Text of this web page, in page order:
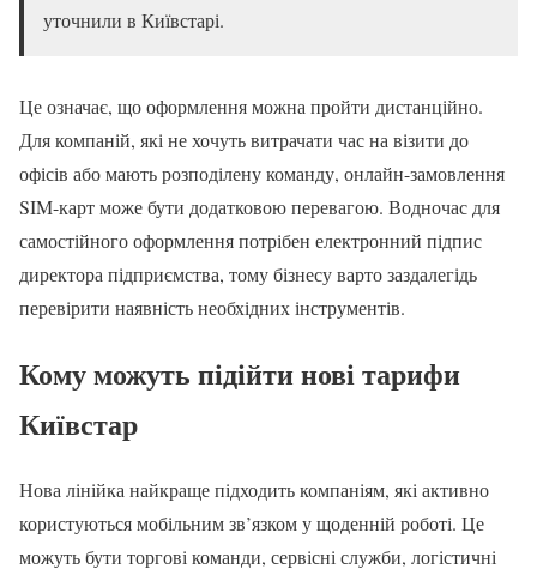
уточнили в Київстарі.
Це означає, що оформлення можна пройти дистанційно.
Для компаній, які не хочуть витрачати час на візити до
офісів або мають розподілену команду, онлайн-замовлення
SIM-карт може бути додатковою перевагою. Водночас для
самостійного оформлення потрібен електронний підпис
директора підприємства, тому бізнесу варто заздалегідь
перевірити наявність необхідних інструментів.
Кому можуть підійти нові тарифи
Київстар
Нова лінійка найкраще підходить компаніям, які активно
користуються мобільним зв’язком у щоденній роботі. Це
можуть бути торгові команди, сервісні служби, логістичні